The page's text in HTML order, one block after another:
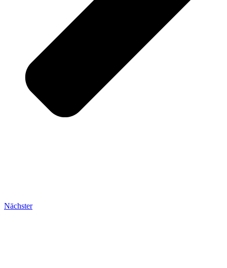
Nächster